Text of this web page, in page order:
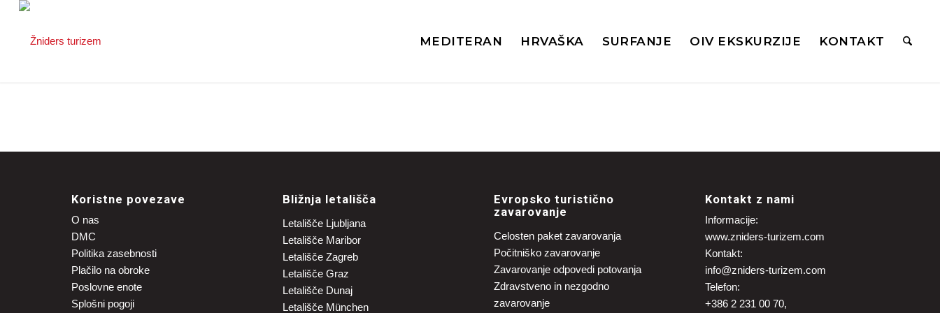
MEDITERAN HRVAŠKA SURFANJE OIV EKSKURZIJE KONTAKT
Koristne povezave
O nas
DMC
Politika zasebnosti
Plačilo na obroke
Poslovne enote
Splošni pogoji
Bližnja letališča
Letališče Ljubljana
Letališče Maribor
Letališče Zagreb
Letališče Graz
Letališče Dunaj
Letališče München
Evropsko turistično
zavarovanje
Celosten paket zavarovanja
Počitniško zavarovanje
Zavarovanje odpovedi potovanja
Zdravstveno in nezgodno
zavarovanje
Kontakt z nami
Informacije:
www.zniders-turizem.com
Kontakt:
info@zniders-turizem.com
Telefon:
+386 2 231 00 70,